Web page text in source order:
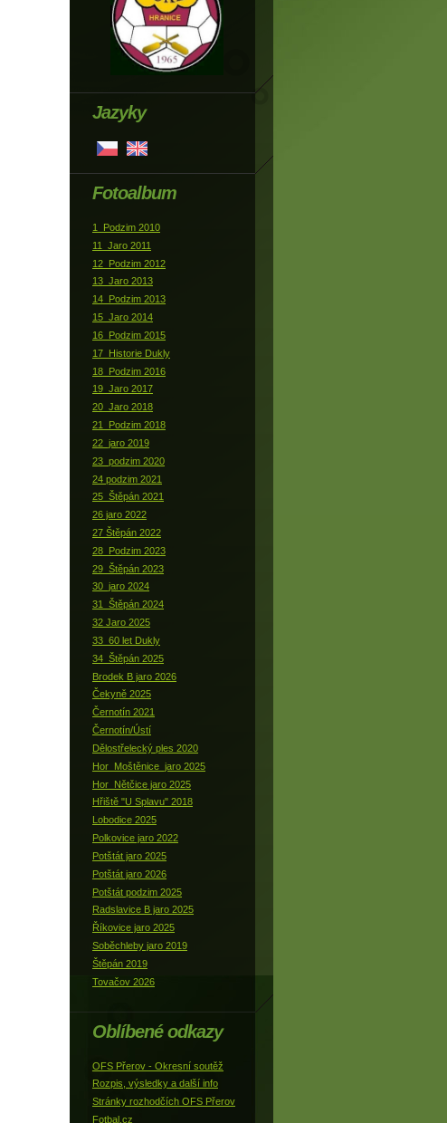
Jazyky
Fotoalbum
1_Podzim 2010
11_Jaro 2011
12_Podzim 2012
13_Jaro 2013
14_Podzim 2013
15_Jaro 2014
16_Podzim 2015
17_Historie Dukly
18_Podzim 2016
19_Jaro 2017
20_Jaro 2018
21_Podzim 2018
22_jaro 2019
23_podzim 2020
24 podzim 2021
25_Štěpán 2021
26 jaro 2022
27 Štěpán 2022
28_Podzim 2023
29_Štěpán 2023
30_jaro 2024
31_Štěpán 2024
32 Jaro 2025
33_60 let Dukly
34_Štěpán 2025
Brodek B jaro 2026
Čekyně 2025
Černotín 2021
Černotín/Ústí
Dělostřelecký ples 2020
Hor_Moštěnice_jaro 2025
Hor_Nětčice jaro 2025
Hřiště "U Splavu" 2018
Lobodice 2025
Polkovice jaro 2022
Potštát jaro 2025
Potštát jaro 2026
Potštát podzim 2025
Radslavice B jaro 2025
Říkovice jaro 2025
Soběchleby jaro 2019
Štěpán 2019
Tovačov 2026
Oblíbené odkazy
OFS Přerov - Okresní soutěž
Rozpis, výsledky a další info
Stránky rozhodčích OFS Přerov
Fotbal.cz